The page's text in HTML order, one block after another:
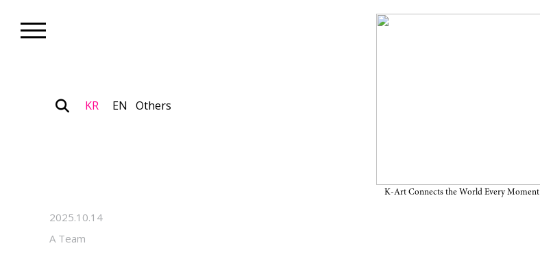
KR EN Others
K-Art Connects the World Every Moment
2025.10.14
A Team